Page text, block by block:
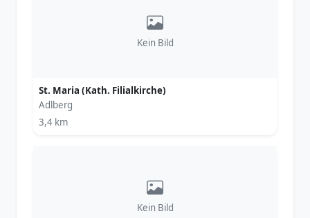
Kein Bild
St. Maria (Kath. Filialkirche)
Adlberg
3,4 km
Kein Bild